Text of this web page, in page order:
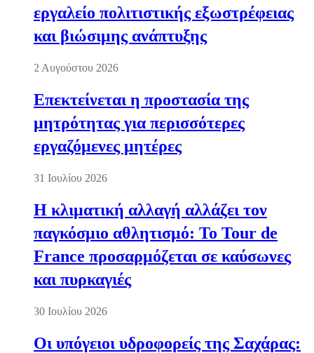
εργαλείο πολιτιστικής εξωστρέφειας
και βιώσιμης ανάπτυξης
2 Αυγούστου 2026
Επεκτείνεται η προστασία της
μητρότητας για περισσότερες
εργαζόμενες μητέρες
31 Ιουλίου 2026
Η κλιματική αλλαγή αλλάζει τον
παγκόσμιο αθλητισμό: Το Tour de
France προσαρμόζεται σε καύσωνες
και πυρκαγιές
30 Ιουλίου 2026
Οι υπόγειοι υδροφορείς της Σαχάρας: